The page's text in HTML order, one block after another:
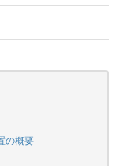
の概要